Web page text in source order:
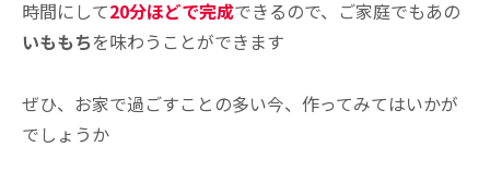
時間にして20分ほどで完成できるので、ご家庭でもあの
いももちを味わうことができます
ぜひ、お家で過ごすことの多い今、作ってみてはいかが
でしょうか